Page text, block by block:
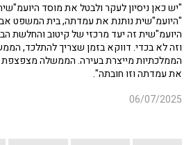
"יש כאן ניסיון לעקר ולבטל את מוסד
"היועמ"שית נותנת את עמדתה, בית המשפט
היועמ"שית זה יעד מרכזי של קיטוב והחלשת
וזה לא בכדי. דווקא בזמן שצריך להתלכד,
הממלכתיות מייצרת בעירה. הממשלה מצפצפת
את עמדתה וזו חובתה".
06/07/2025